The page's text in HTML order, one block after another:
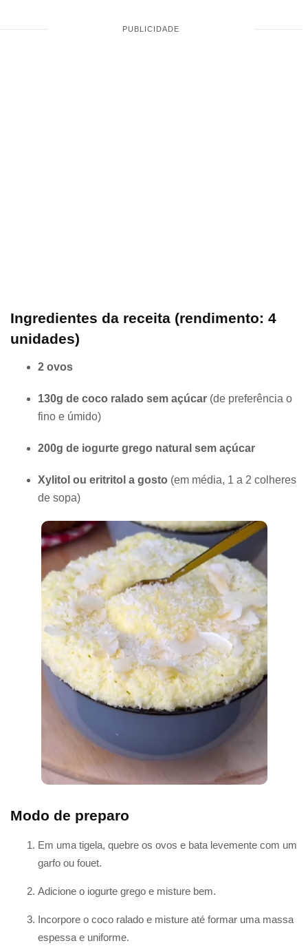
Ingredientes da receita (rendimento: 4
unidades)
2 ovos
130g de coco ralado sem açúcar (de preferência o
fino e úmido)
200g de iogurte grego natural sem açúcar
Xylitol ou eritritol a gosto (em média, 1 a 2 colheres
de sopa)
Modo de preparo
Em uma tigela, quebre os ovos e bata levemente com um
garfo ou fouet.
Adicione o iogurte grego e misture bem.
Incorpore o coco ralado e misture até formar uma massa
espessa e uniforme.